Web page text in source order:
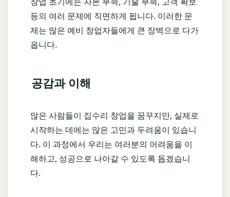
등의 여러 문제에 직면하게 됩니다. 이러한 문
제는 많은 예비 창업자들에게 큰 장벽으로 다가
옵니다.
공감과 이해
많은 사람들이 집수리 창업을 꿈꾸지만, 실제로
시작하는 데에는 많은 고민과 두려움이 있습니
다. 이 과정에서 우리는 여러분의 어려움을 이
해하고, 성공으로 나아갈 수 있도록 돕겠습니
다.